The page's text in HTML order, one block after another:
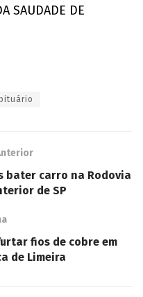
SAUDADE DE
bater carro na Rodovia
de SP
fios de cobre em
de Limeira